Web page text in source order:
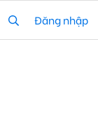
Đăng nhập